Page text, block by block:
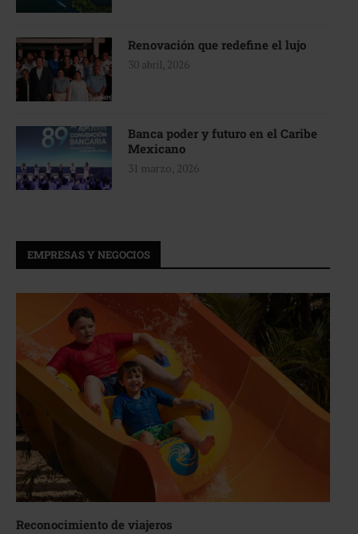
Renovación que redefine el lujo
30 abril, 2026
Banca poder y futuro en el Caribe
Mexicano
31 marzo, 2026
EMPRESAS Y NEGOCIOS
Reconocimiento de viajeros